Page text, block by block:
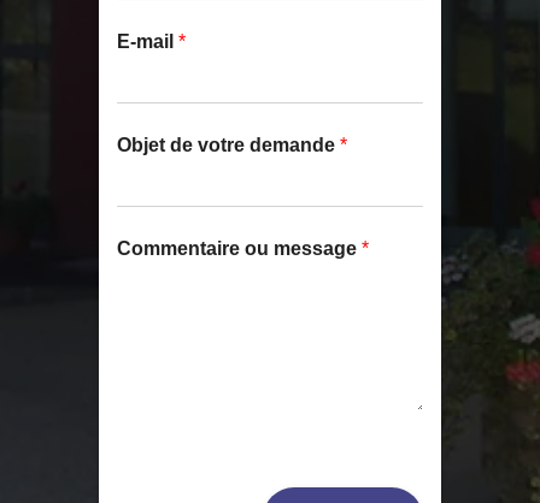
E-mail *
*
Objet de votre demande *
Commentaire ou message *